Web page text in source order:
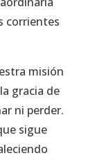
corrientes
misión
gracia de
ni perder.
sigue